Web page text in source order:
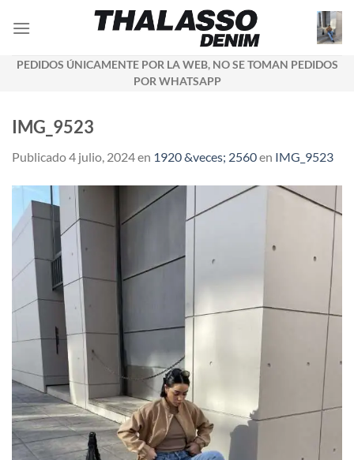
PEDIDOS ÚNICAMENTE POR LA WEB, NO SE TOMAN PEDIDOS
POR WHATSAPP
IMG_9523
Publicado4 julio, 2024en 1920 &veces; 2560en IMG_9523